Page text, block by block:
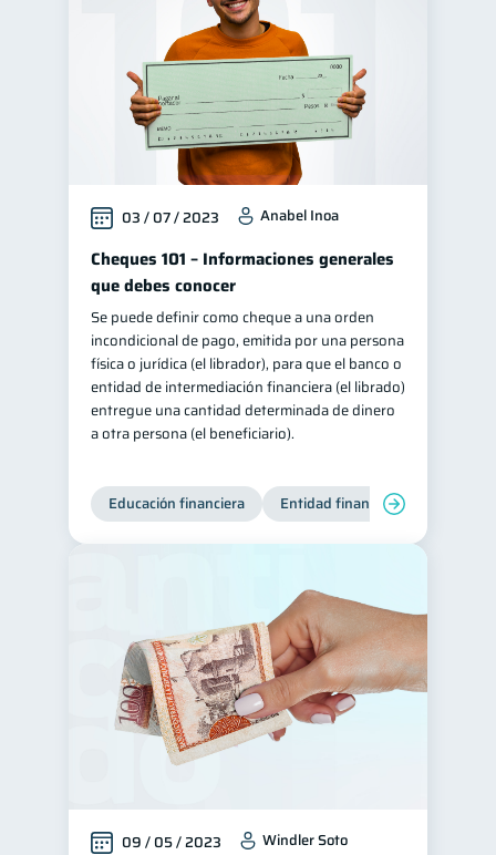
03 / 07 / 2023 Anabel Inoa
Cheques 101 – Informaciones generales
que debes conocer
Se puede definir como cheque a una orden
incondicional de pago, emitida por una persona
física o jurídica (el librador), para que el banco o
entidad de intermediación financiera (el librado)
entregue una cantidad determinada de dinero
a otra persona (el beneficiario).
Educación financiera Entidad financiera
09 / 05 / 2023 Windler Soto